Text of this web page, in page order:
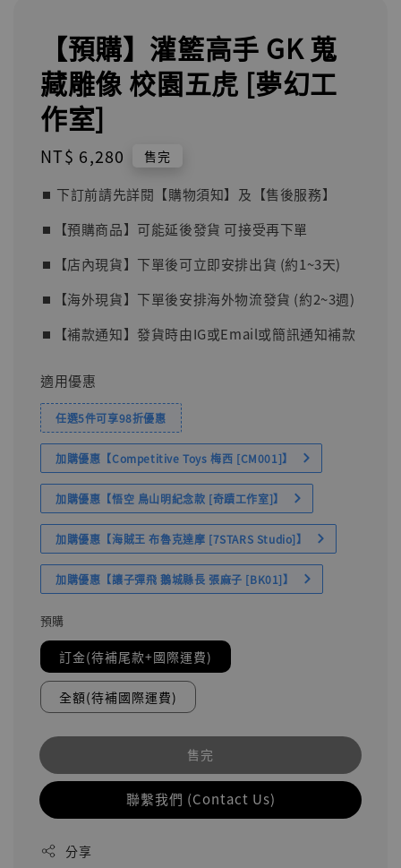
【預購】灌籃高手 GK 蒐
藏雕像 校園五虎 [夢幻工
作室]
Regular
NT$ 6,280 售完
⏹︎ 下訂前請先詳閱【購物須知】及【售後服務】
⏹︎【預購商品】可能延後發貨 可接受再下單
⏹︎【店內現貨】下單後可立即安排出貨 (約1~3天)
⏹︎【海外現貨】下單後安排海外物流發貨 (約2~3週)
⏹︎【補款通知】發貨時由IG或Email或簡訊通知補款
適用優惠
任選5件可享98折優惠
加購優惠【Competitive Toys 梅西 [CM001]】
加購優惠【悟空 鳥山明紀念款 [奇蹟工作室]】
加購優惠【海賊王 布魯克達摩 [7STARS Studio]】
加購優惠【讓子彈飛 鵝城縣長 張麻子 [BK01]】
預購
訂金(待補尾款+國際運費)
全額(待補國際運費)
售完
聯繫我們 (Contact Us)
分享